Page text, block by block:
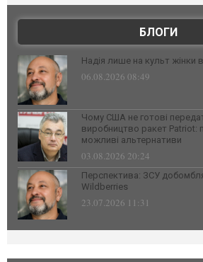
БЛОГИ
Надія лише на культ жінки в
06.08.2026 08:49
Чому США не готові
виробництво ракет Patriot:
можливі альтернативи
03.08.2026 20:24
Перспектива: ЗСУ
Wildberries
23.07.2026 11:31